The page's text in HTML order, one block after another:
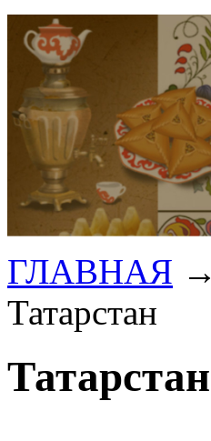
ГЛАВНАЯ →
Татарстан
Татарстан